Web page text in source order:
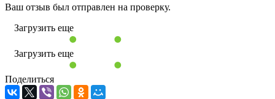
Ваш отзыв был отправлен на проверку.
Загрузить еще
Загрузить еще
Поделиться